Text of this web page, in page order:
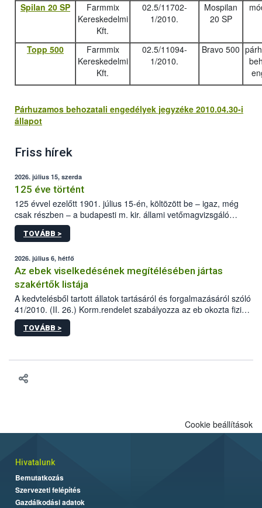
Spilan 20 SP
Farmmix
Kereskedelmi
Kft.
02.5/11702-
1/2010.
Mospilan
20 SP
Topp 500
Farmmix
Kereskedelmi
Kft.
02.5/11094-
1/2010.
Bravo 500
Párhuzamos behozatali engedélyek jegyzéke 2010.04.30-i
állapot
Friss hírek
2026. július 15, szerda
125 éve történt
125 évvel ezelőtt 1901. július 15-én, költözött be – igaz, még
csak részben – a budapesti m. kir. állami vetőmagvizsgáló
állomás a Kis Rókus utca 15. szám alatti, Czigler Győző által
tervezett új épületébe.
TOVÁBB >
2026. július 6, hétfő
Az ebek viselkedésének megítélésében jártas
szakértők listája
A kedvtelésből tartott állatok tartásáról és forgalmazásáról szóló
41/2010. (II. 26.) Korm.rendelet szabályozza az eb okozta fizikai
sérülés, illetve ennek veszélye keletkezésekor felmerülő
hatósági feladatokat, valamint a veszélyes eb tartását és annak
TOVÁBB >
Cookie beállítások
Hivatalunk
Bemutatkozás
Szervezeti felépítés
Gazdálkodási adatok